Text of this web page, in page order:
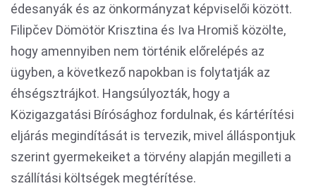
édesanyák és az önkormányzat képviselői között.
Filipčev Dömötör Krisztina és Iva Hromiš közölte,
hogy amennyiben nem történik előrelépés az
ügyben, a következő napokban is folytatják az
éhségsztrájkot. Hangsúlyozták, hogy a
Közigazgatási Bírósághoz fordulnak, és kártérítési
eljárás megindítását is tervezik, mivel álláspontjuk
szerint gyermekeiket a törvény alapján megilleti a
szállítási költségek megtérítése.